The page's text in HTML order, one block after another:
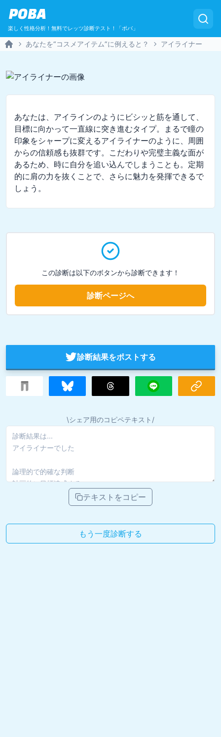
POBA
楽しく性格分析！無料でレッツ診断テスト！「ポバ」
あなたを“コスメアイテム”に例えると？ アイライナー
あなたは、アイラインのようにビシッと筋を通して、
目標に向かって一直線に突き進むタイプ。まるで瞳の
印象をシャープに変えるアイライナーのように、周囲
からの信頼感も抜群です。こだわりや完璧主義な面が
あるため、時に自分を追い込んでしまうことも。定期
的に肩の力を抜くことで、さらに魅力を発揮できるで
しょう。
この診断は以下のボタンから診断できます！
診断ページへ
診断結果をポストする
\シェア用のコピペテキスト/
テキストをコピー
もう一度診断する